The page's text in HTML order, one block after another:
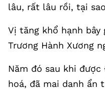
lâu, rất lâu rồi, tại
Vị tăng khổ hạnh
Trương Hành Xương
Năm đó sau khi được
hoá, đã mai danh ẩn